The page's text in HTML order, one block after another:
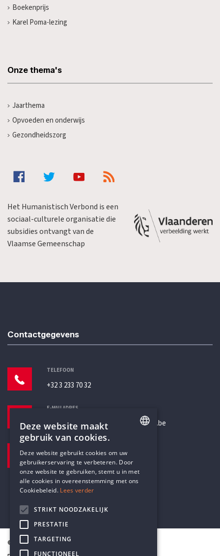
Boekenprijs
Karel Poma-lezing
Onze thema's
Jaarthema
Opvoeden en onderwijs
Gezondheidszorg
Het Humanistisch Verbond is een
sociaal-culturele organisatie die
subsidies ontvangt van de
Vlaamse Gemeenschap
Contactgegevens
TELEFOON
+32 3 233 70 32
E-MAILADRES
secretariaat@humanistischverbond.be
Pottenbrug 4
Antwerpen, 2000
© Humanistisch Verbond 2026
DUTCH
Deze website maakt
gebruik van cookies.
Deze website gebruikt cookies om uw
gebruikerservaring te verbeteren. Door
onze website te gebruiken, stemt u in met
alle cookies in overeenstemming met ons
Cookiebeleid. Lees verder
STRIKT NOODZAKELIJK
PRESTATIE
TARGETING
FUNCTIONEEL